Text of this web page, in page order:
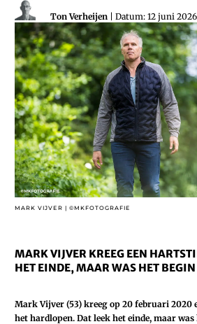
Ton Verheijen | Datum: 12 juni 2026
MARK VIJVER | ©MKFOTOGRAFIE
MARK VIJVER KREEG EEN
HET EINDE, MAAR WAS HET
Mark Vijver (53) kreeg op 20 februari 2020
het hardlopen. Dat leek het einde, maar